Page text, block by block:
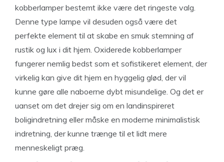
kobberlamper bestemt ikke være det ringeste valg.
Denne type lampe vil desuden også være det
perfekte element til at skabe en smuk stemning af
rustik og lux i dit hjem. Oxiderede kobberlamper
fungerer nemlig bedst som et sofistikeret element, der
virkelig kan give dit hjem en hyggelig glød, der vil
kunne gøre alle naboerne dybt misundelige. Og det er
uanset om det drejer sig om en landinspireret
boligindretning eller måske en moderne minimalistisk
indretning, der kunne trænge til et lidt mere
menneskeligt præg.